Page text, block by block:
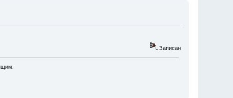
Записан